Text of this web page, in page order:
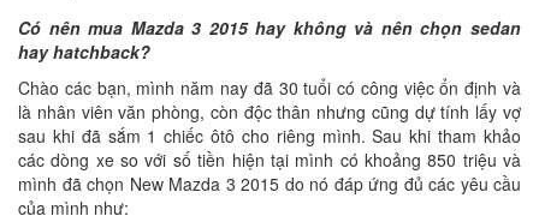
Có nên mua Mazda 3 2015 hay không và nên chọn sedan
hay hatchback?
Chào các bạn, mình năm nay đã 30 tuổi có công việc ổn định và
là nhân viên văn phòng, còn độc thân nhưng cũng dự tính lấy vợ
sau khi đã sắm 1 chiếc ôtô cho riêng mình. Sau khi tham khảo
các dòng xe so với số tiền hiện tại mình có khoảng 850 triệu và
mình đã chọn New Mazda 3 2015 do nó đáp ứng đủ các yêu cầu
của mình như: